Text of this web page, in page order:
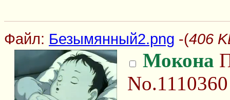
Файл: Безымянный2.png -(406
Мокона
No.1110360